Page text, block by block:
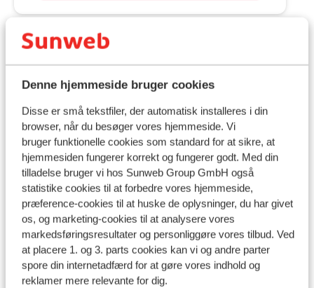
Denne hjemmeside bruger cookies
Disse er små tekstfiler, der automatisk installeres i din
browser, når du besøger vores hjemmeside. Vi
bruger funktionelle cookies som standard for at sikre, at
hjemmesiden fungerer korrekt og fungerer godt. Med din
tilladelse bruger vi hos Sunweb Group GmbH også
statistike cookies til at forbedre vores hjemmeside,
præference-cookies til at huske de oplysninger, du har givet
os, og marketing-cookies til at analysere vores
markedsføringsresultater og personliggøre vores tilbud. Ved
at placere 1. og 3. parts cookies kan vi og andre parter
spore din internetadfærd for at gøre vores indhold og
reklamer mere relevante for dig.
Hovedstad:
Hovedstaden er Athen.
Tid:
Grækenland er 1 time foran Danmark.
Sprog:
Det officielle sprog er græsk. Men man kan sagtens
klare sig på engelsk (og delvist på tysk).
Penge:
Den officielle møntenhed er euro.
Drikkepenge: